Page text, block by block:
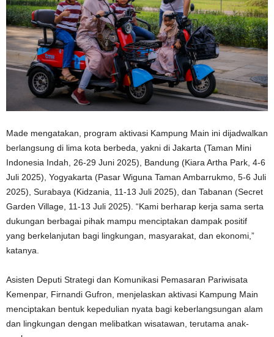
Made mengatakan, program aktivasi Kampung Main ini dijadwalkan
berlangsung di lima kota berbeda, yakni di Jakarta (Taman Mini
Indonesia Indah, 26-29 Juni 2025), Bandung (Kiara Artha Park, 4-6
Juli 2025), Yogyakarta (Pasar Wiguna Taman Ambarrukmo, 5-6 Juli
2025), Surabaya (Kidzania, 11-13 Juli 2025), dan Tabanan (Secret
Garden Village, 11-13 Juli 2025). “Kami berharap kerja sama serta
dukungan berbagai pihak mampu menciptakan dampak positif
yang berkelanjutan bagi lingkungan, masyarakat, dan ekonomi,”
katanya.
Asisten Deputi Strategi dan Komunikasi Pemasaran Pariwisata
Kemenpar, Firnandi Gufron, menjelaskan aktivasi Kampung Main
menciptakan bentuk kepedulian nyata bagi keberlangsungan alam
dan lingkungan dengan melibatkan wisatawan, terutama anak-